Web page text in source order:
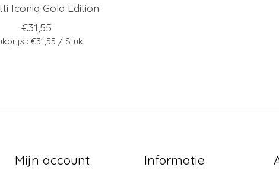
Iconiq Gold Edition
€31,55
: €31,55 / Stuk
Mijn account Informatie